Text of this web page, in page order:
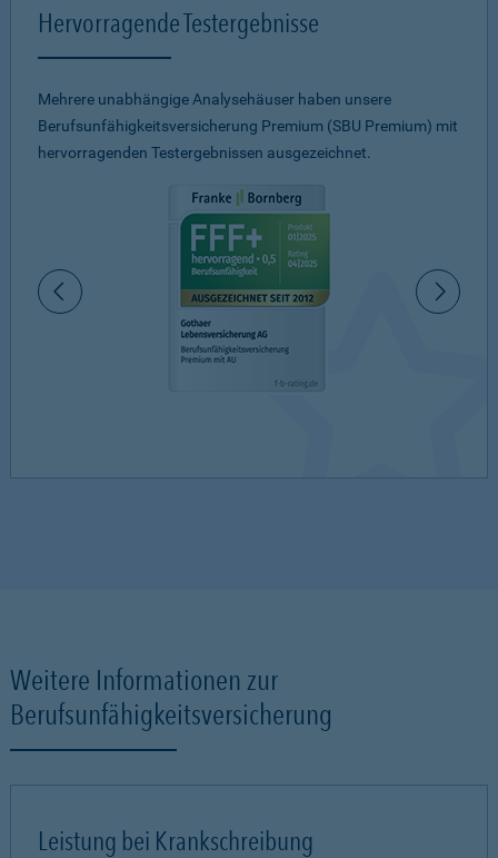
Hervorragende Testergebnisse
Mehrere unabhängige Analysehäuser haben unsere
Berufsunfähigkeitsversicherung Premium (SBU Premium) mit
hervorragenden Testergebnissen ausgezeichnet.
Weitere Informationen zur
Berufsunfähigkeitsversicherung
Leistung bei Krankschreibung